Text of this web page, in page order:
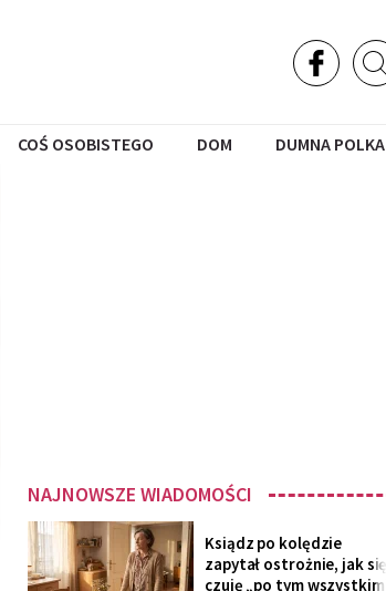
COŚ OSOBISTEGO DOM DUMNA POLKA
NAJNOWSZE WIADOMOŚCI
Ksiądz po kolędzie
zapytał ostrożnie, jak się
czuję „po tym wszystkim"